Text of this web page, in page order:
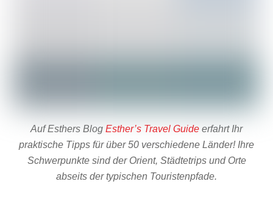
Auf Esthers Blog Esther’s Travel Guide erfahrt Ihr
praktische Tipps für über 50 verschiedene Länder! Ihre
Schwerpunkte sind der Orient, Städtetrips und Orte
abseits der typischen Touristenpfade.